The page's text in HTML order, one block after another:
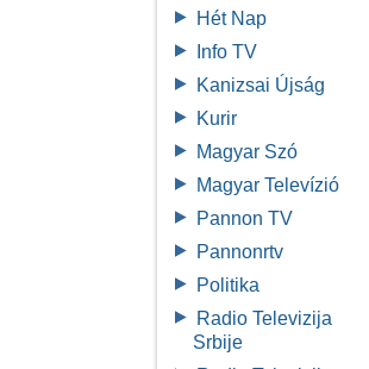
Hét Nap
Info TV
Kanizsai Újság
Kurir
Magyar Szó
Magyar Televízió
Pannon TV
Pannonrtv
Politika
Radio Televizija
Srbije